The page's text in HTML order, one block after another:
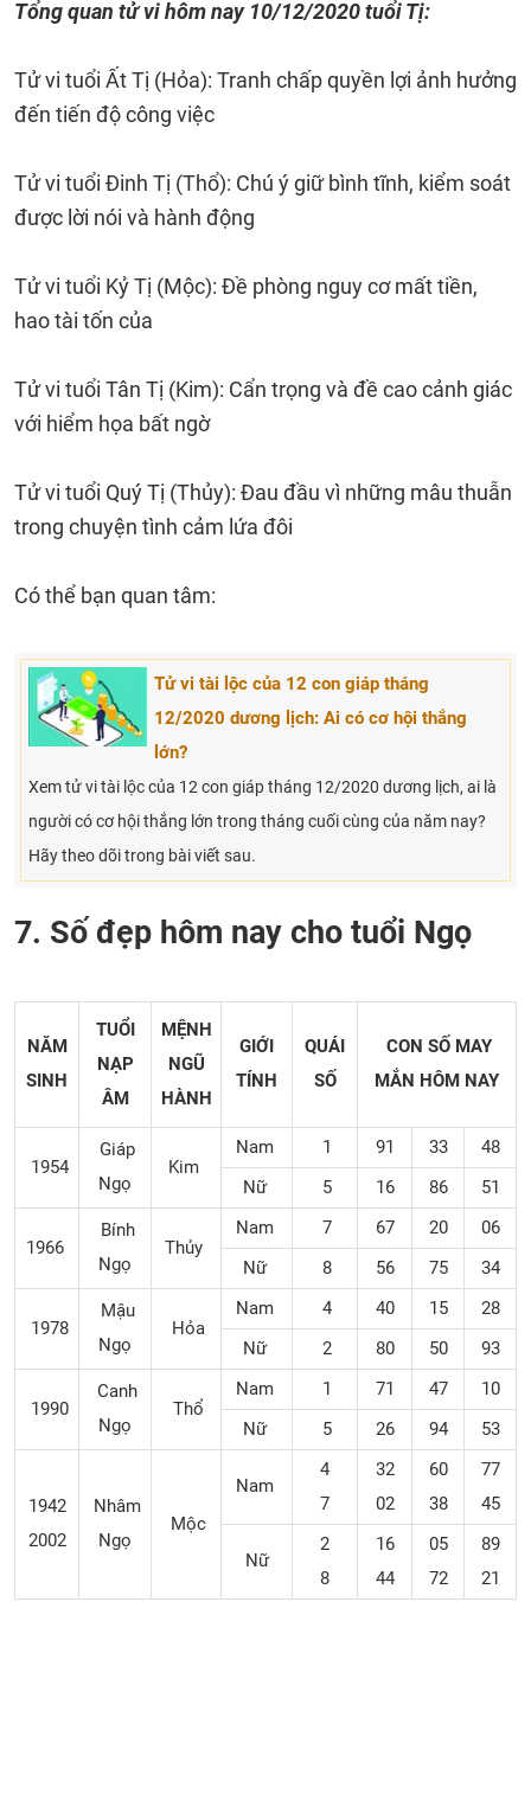
Tổng quan tử vi hôm nay 10/12/2020 tuổi Tị:
Tử vi tuổi Ất Tị (Hỏa): Tranh chấp quyền lợi ảnh hưởng
đến tiến độ công việc
Tử vi tuổi Đinh Tị (Thổ): Chú ý giữ bình tĩnh, kiểm soát
được lời nói và hành động
Tử vi tuổi Kỷ Tị (Mộc): Đề phòng nguy cơ mất tiền,
hao tài tốn của
Tử vi tuổi Tân Tị (Kim): Cẩn trọng và đề cao cảnh giác
với hiểm họa bất ngờ
Tử vi tuổi Quý Tị (Thủy): Đau đầu vì những mâu thuẫn
trong chuyện tình cảm lứa đôi
Có thể bạn quan tâm:
Tử vi tài lộc của 12 con giáp tháng
12/2020 dương lịch: Ai có cơ hội thắng
lớn?
Xem tử vi tài lộc của 12 con giáp tháng 12/2020 dương lịch, ai là
người có cơ hội thắng lớn trong tháng cuối cùng của năm nay?
Hãy theo dõi trong bài viết sau.
7. Số đẹp hôm nay cho tuổi Ngọ
NĂM
SINH
TUỔI
NẠP
ÂM
MỆNH
NGŨ
HÀNH
GIỚI
TÍNH
QUÁI
SỐ
CON SỐ MAY
MẮN HÔM NAY
1954
Giáp
Ngọ
Kim
Nam 1 91 33
48
Nữ
5 16 86 51
1966
Bính
Ngọ
Thủy
Nam 7 67 20
06
Nữ
8 56 75 34
1978
Mậu
Ngọ
Hỏa
Nam 4 40 15
28
Nữ
2 80 50 93
1990
Canh
Ngọ
Thổ
Nam 1 71 47
10
Nữ
5 26 94 53
1942
2002
Nhâm
Ngọ
Mộc
Nam
4
7
32
02
60
38
77
45
Nữ
2
8
16
44
05
72
89
21